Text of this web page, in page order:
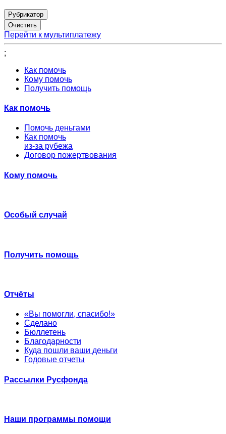
Рубрикатор
Перейти к мультиплатежу
;
Как помочь
Кому помочь
Получить помощь
Как помочь
Помочь деньгами
Как помочь
из-за рубежа
Договор пожертвования
Кому помочь
Особый случай
Получить помощь
Отчёты
«Вы помогли, спасибо!»
Сделано
Бюллетень
Благодарности
Куда пошли ваши деньги
Годовые отчеты
Рассылки Русфонда
Наши программы помощи